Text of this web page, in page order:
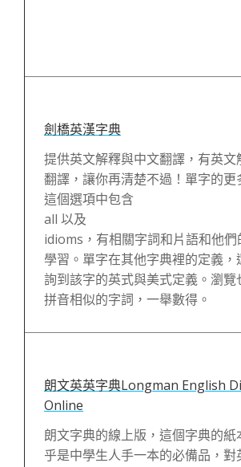
劍橋英漢字典
提供英文解釋與中文翻譯，有英文
翻譯，讓你再清楚不過！單字的更
這個選項中包含
all 以及
idioms，有相關字詞和片語和他們
學習。單字在其他字典裡的定義，
詢到該字的英式與美式定義。瀏覽
拼音相似的字詞，一舉數得。
朗文英英字典Longman English
Online
朗文字典的線上版，這個字典的
乎是中學生人手一本的必備品，對